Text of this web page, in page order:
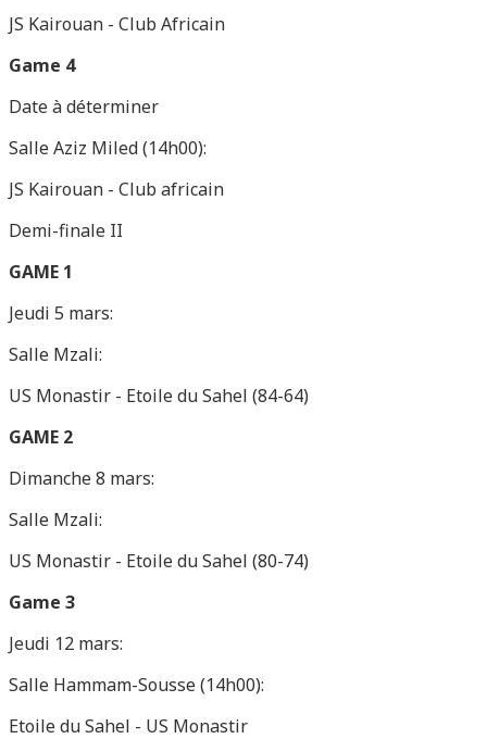
JS Kairouan - Club Africain
Game 4
Date à déterminer
Salle Aziz Miled (14h00):
JS Kairouan - Club africain
Demi-finale II
GAME 1
Jeudi 5 mars:
Salle Mzali:
US Monastir - Etoile du Sahel (84-64)
GAME 2
Dimanche 8 mars:
Salle Mzali:
US Monastir - Etoile du Sahel (80-74)
Game 3
Jeudi 12 mars:
Salle Hammam-Sousse (14h00):
Etoile du Sahel - US Monastir